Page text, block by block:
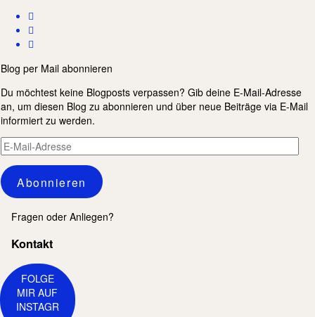
Blog per Mail abonnieren
Du möchtest keine Blogposts verpassen? Gib deine E-Mail-Adresse
an, um diesen Blog zu abonnieren und über neue Beiträge via E-Mail
informiert zu werden.
E-
Mail-
Adresse
Abonnieren
Fragen oder Anliegen?
Kontakt
FOLGE
MIR AUF
INSTAGR